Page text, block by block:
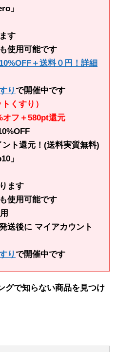
」
す
使用可能です
＋送料０円！詳細
りで開催中です
くすり）
オフ＋580pt還元
ト還元！(送料実質無料)
」
ます
使用可能です
送後に マイアカウント
りで開催中です
グで知らない商品を見つけ